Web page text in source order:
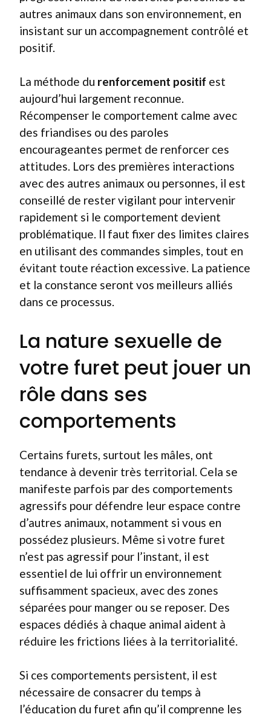
autres animaux dans son environnement, en
insistant sur un accompagnement contrôlé et
positif.
La méthode du renforcement positif est
aujourd’hui largement reconnue.
Récompenser le comportement calme avec
des friandises ou des paroles
encourageantes permet de renforcer ces
attitudes. Lors des premières interactions
avec des autres animaux ou personnes, il est
conseillé de rester vigilant pour intervenir
rapidement si le comportement devient
problématique. Il faut fixer des limites claires
en utilisant des commandes simples, tout en
évitant toute réaction excessive. La patience
et la constance seront vos meilleurs alliés
dans ce processus.
La nature sexuelle de
votre furet peut jouer un
rôle dans ses
comportements
Certains furets, surtout les mâles, ont
tendance à devenir très territorial. Cela se
manifeste parfois par des comportements
agressifs pour défendre leur espace contre
d’autres animaux, notamment si vous en
possédez plusieurs. Même si votre furet
n’est pas agressif pour l’instant, il est
essentiel de lui offrir un environnement
suffisamment spacieux, avec des zones
séparées pour manger ou se reposer. Des
espaces dédiés à chaque animal aident à
réduire les frictions liées à la territorialité.
Si ces comportements persistent, il est
nécessaire de consacrer du temps à
l’éducation du furet afin qu’il comprenne les